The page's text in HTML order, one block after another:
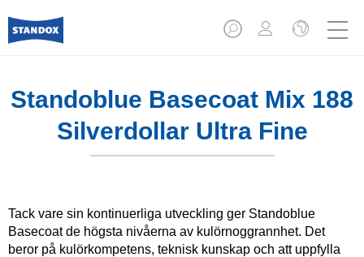
Standoblue Basecoat Mix 188
Silverdollar Ultra Fine
Tack vare sin kontinuerliga utveckling ger Standoblue
Basecoat de högsta nivåerna av kulörnoggrannhet. Det
beror på kulörkompetens, teknisk kunskap och att uppfylla